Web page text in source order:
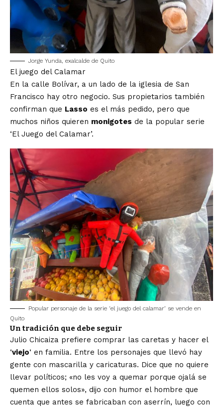
Jorge Yunda, exalcalde de Quito
El juego del Calamar
En la calle Bolívar, a un lado de la iglesia de San
Francisco hay otro negocio. Sus propietarios también
confirman que Lasso es el más pedido, pero que
muchos niños quieren monigotes de la popular serie
‘El Juego del Calamar’.
Popular personaje de la serie ‘el juego del calamar’ se vende en
Quito
Un tradición que debe seguir
Julio Chicaiza prefiere comprar las caretas y hacer el
‘viejo‘ en familia. Entre los personajes que llevó hay
gente con mascarilla y caricaturas. Dice que no quiere
llevar políticos; «no les voy a quemar porque ojalá se
quemen ellos solos», dijo con humor el hombre que
cuenta que antes se fabricaban con aserrín, luego con